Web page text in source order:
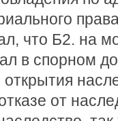
что Б2. на
в спорном
от